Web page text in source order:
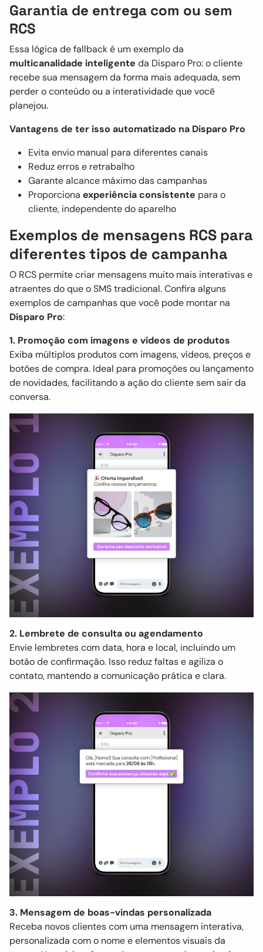
Garantia de entrega com ou sem
RCS
Essa lógica de fallback é um exemplo da
multicanalidade inteligente da Disparo Pro: o cliente
recebe sua mensagem da forma mais adequada, sem
perder o conteúdo ou a interatividade que você
planejou.
Vantagens de ter isso automatizado na Disparo Pro
Evita envio manual para diferentes canais
Reduz erros e retrabalho
Garante alcance máximo das campanhas
Proporciona experiência consistente para o
cliente, independente do aparelho
Exemplos de mensagens RCS para
diferentes tipos de campanha
O RCS permite criar mensagens muito mais interativas e
atraentes do que o SMS tradicional. Confira alguns
exemplos de campanhas que você pode montar na
Disparo Pro:
1. Promoção com imagens e vídeos de produtos
Exiba múltiplos produtos com imagens, vídeos, preços e
botões de compra. Ideal para promoções ou lançamento
de novidades, facilitando a ação do cliente sem sair da
conversa.
2. Lembrete de consulta ou agendamento
Envie lembretes com data, hora e local, incluindo um
botão de confirmação. Isso reduz faltas e agiliza o
contato, mantendo a comunicação prática e clara.
3. Mensagem de boas-vindas personalizada
Receba novos clientes com uma mensagem interativa,
personalizada com o nome e elementos visuais da